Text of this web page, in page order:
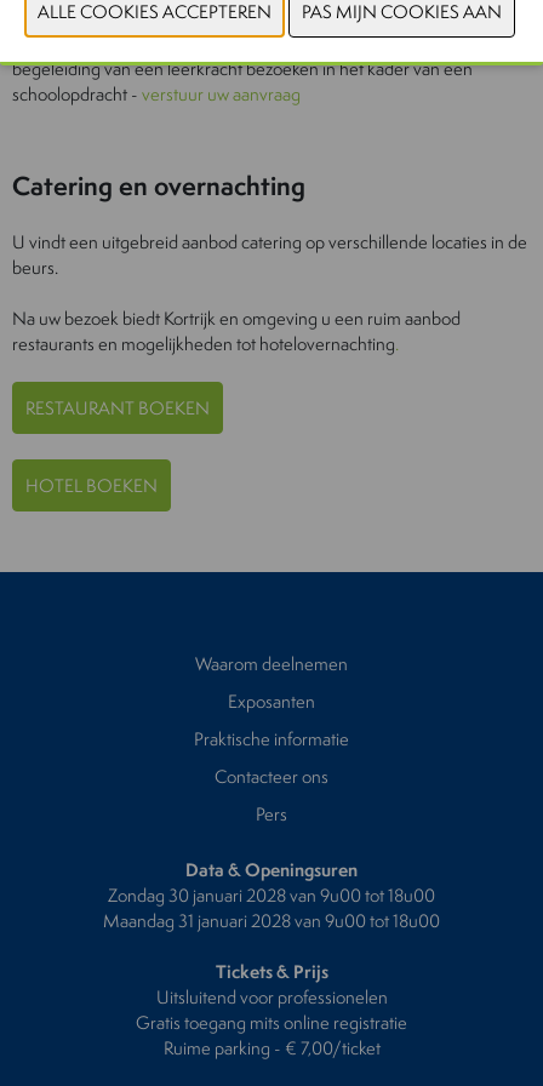
Anido ontvangt enkel laatstejaarsstudenten die de beurs onder
begeleiding van een leerkracht bezoeken in het kader van een
schoolopdracht -verstuur uw aanvraag
Catering en overnachting
U vindt een uitgebreid aanbod catering op verschillende locaties in de
beurs.
Na uw bezoek biedt Kortrijk en omgeving u een ruim aanbod
restaurants en mogelijkheden tot hotelovernachting.
RESTAURANT BOEKEN
HOTEL BOEKEN
Waarom deelnemen
Exposanten
Praktische informatie
Contacteer ons
Pers
Data & Openingsuren
Zondag 30 januari 2028 van 9u00 tot 18u00
Maandag 31 januari 2028 van 9u00 tot 18u00
Tickets & Prijs
Uitsluitend voor professionelen
Gratis toegang mits online registratie
Ruime parking - € 7,00/ticket